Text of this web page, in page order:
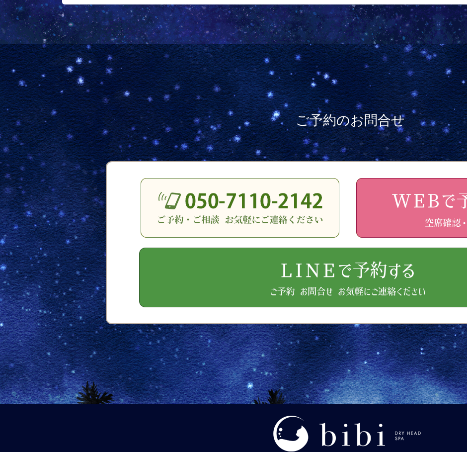
ご予約のお問合せ